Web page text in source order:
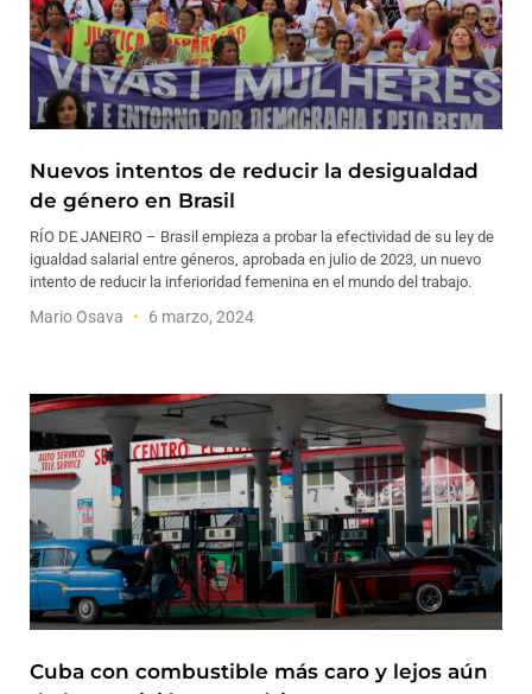
Nuevos intentos de reducir la desigualdad
de género en Brasil
RÍO DE JANEIRO – Brasil empieza a probar la efectividad de su ley de
igualdad salarial entre géneros, aprobada en julio de 2023, un nuevo
intento de reducir la inferioridad femenina en el mundo del trabajo.
Mario Osava 6 marzo, 2024
Cuba con combustible más caro y lejos aún